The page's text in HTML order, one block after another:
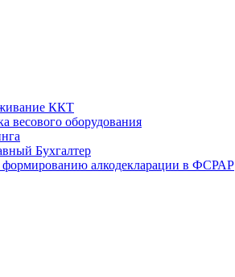
ККТ
весового оборудования
Бухгалтер
формированию алкодекларации в ФСРАР